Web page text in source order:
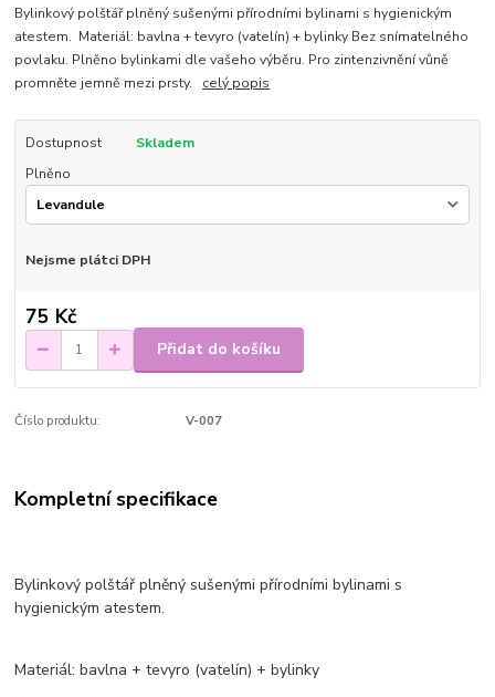
Bylinkový polštář plněný sušenými přírodními bylinami s hygienickým
atestem. Materiál: bavlna + tevyro (vatelín) + bylinky Bez snímatelného
povlaku. Plněno bylinkami dle vašeho výběru. Pro zintenzivnění vůně
promněte jemně mezi prsty. celý popis
Dostupnost
Skladem
Plněno
Nejsme plátci DPH
75 Kč
Přidat do košíku
Číslo produktu: V-007
Kompletní specifikace
Bylinkový polštář plněný sušenými přírodními bylinami s
hygienickým atestem.
Materiál: bavlna + tevyro (vatelín) + bylinky